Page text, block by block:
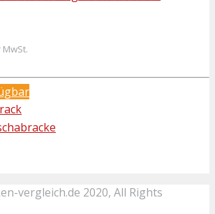
vergleich.de 2020, All Rights